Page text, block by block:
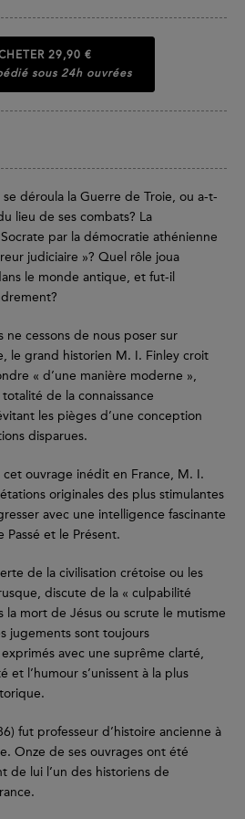
29,90 €
sous 24h ouvrées
déroula la Guerre de Troie, ou a-t-
lieu de ses combats? La
par la démocratie athénienne
judiciaire »? Quel rôle joua
le monde antique, et fut-il
ne cessons de nous poser sur
le grand historien M. I. Finley croit
« d’une manière moderne »,
de la connaissance
les pièges d’une conception
disparues.
cet ouvrage inédit en France, M. I.
originales des plus stimulantes
avec une intelligence fascinante
Passé et le Présent.
de la civilisation crétoise ou les
discute de la « culpabilité
la mort de Jésus ou scrute le mutisme
jugements sont toujours
avec une suprême clarté,
et l’humour s’unissent à la plus
fut professeur d’histoire ancienne à
Onze de ses ouvrages ont été
de lui l’un des historiens de